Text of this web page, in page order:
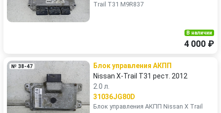
Trail T31 M9R837
В наличии
4 000 ₽
№ 38-47
Блок управления АКПП
Nissan X-Trail T31 рест. 2012
2.0 л.
31036JG80D
Блок управления АКПП Nissan X Trail